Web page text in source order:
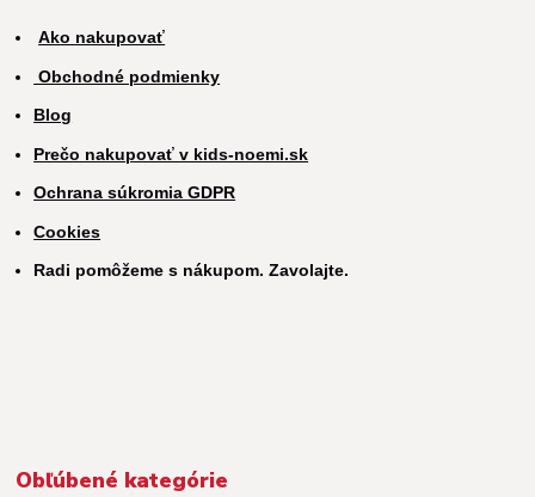
Ako nakupovať
Obchodné podmienky
Blog
Prečo nakupovať v kids-noemi.sk
Ochrana súkromia GDPR
Cookies
Radi pomôžeme s nákupom. Zavolajte.
Obľúbené kategórie